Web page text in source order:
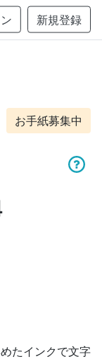
新規登録
お手紙募集中
たインクで文字